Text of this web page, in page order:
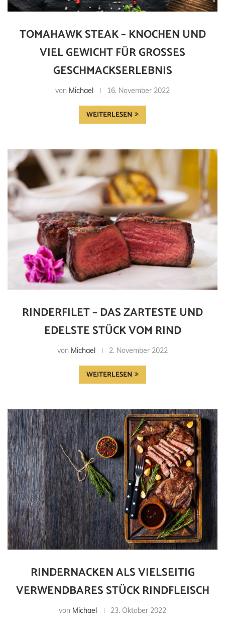
TOMAHAWK STEAK – KNOCHEN UND
VIEL GEWICHT FÜR GROSSES G
ESCHMACKSERLEBNIS
von Michael 16. November 2022
WEITERLESEN
RINDERFILET – DAS ZARTESTE UND
EDELSTE STÜCK VOM RIND
von Michael 2. November 2022
WEITERLESEN
RINDERNACKEN ALS VIELSEITIG
VERWENDBARES STÜCK RINDFLEISCH
von Michael 23. Oktober 2022